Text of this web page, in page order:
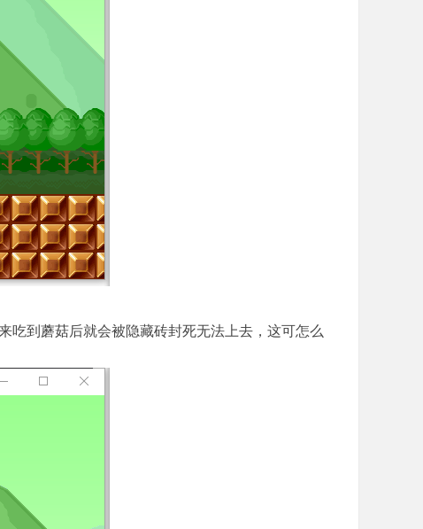
吃到蘑菇后就会被隐藏砖封死无法上去，这可怎么